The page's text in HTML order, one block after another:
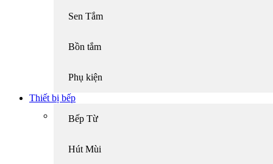
Sen Tắm
Bồn tắm
Phụ kiện
Thiết bị bếp
Bếp Từ
Hút Mùi